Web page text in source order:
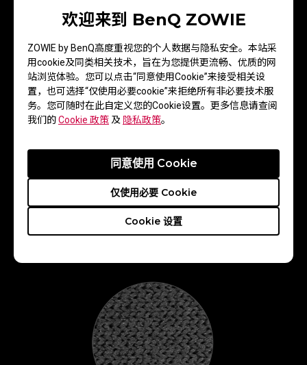
欢迎来到 BenQ ZOWIE
ZOWIE by BenQ高度重视您的个人数据与隐私安全。本站采
用cookie及同类相关技术，旨在为您提供更流畅、优质的网
站浏览体验。您可以点击“同意使用Cookie”来接受相关设
置，也可选择“仅使用必要cookie”来拒绝所有非必要技术服
务。您可随时在此自定义您的Cookie设置。更多信息请查阅
我们的Cookie 政策 及 隐私政策。
Cookie 设置
仅使用必要 Cookie
同意使用 Cookie
更紧密整齐的表面编织
G-SR II 使用更紧密的表面编织，增加耐用性，且